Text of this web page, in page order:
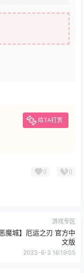
给TA打赏
0 0
游戏专区
恶魔城】厄运之刃 官方中
文版
2023-6-3 16:19:05